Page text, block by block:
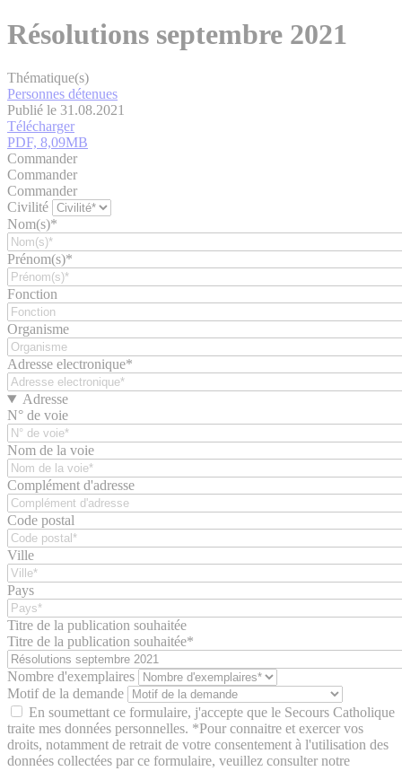
Résolutions septembre 2021
Thématique(s)
Personnes détenues
Publié le 31.08.2021
Télécharger
PDF, 8,09MB
Commander
Commander
Commander
Civilité
Nom(s)*
Prénom(s)*
Fonction
Organisme
Adresse electronique*
Adresse
N° de voie
Nom de la voie
Complément d'adresse
Code postal
Ville
Pays
Titre de la publication souhaitée
Titre de la publication souhaitée*
Nombre d'exemplaires
Motif de la demande
En soumettant ce formulaire, j'accepte que le Secours Catholique
traite mes données personnelles. *Pour connaitre et exercer vos
droits, notamment de retrait de votre consentement à l'utilisation des
données collectées par ce formulaire, veuillez consulter notre